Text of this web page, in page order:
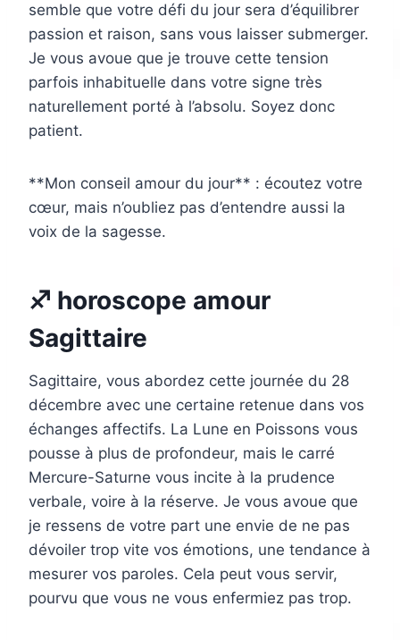
semble que votre défi du jour sera d’équilibrer
passion et raison, sans vous laisser submerger.
Je vous avoue que je trouve cette tension
parfois inhabituelle dans votre signe très
naturellement porté à l’absolu. Soyez donc
patient.
**Mon conseil amour du jour** : écoutez votre
cœur, mais n’oubliez pas d’entendre aussi la
voix de la sagesse.
♐ horoscope amour
Sagittaire
Sagittaire, vous abordez cette journée du 28
décembre avec une certaine retenue dans vos
échanges affectifs. La Lune en Poissons vous
pousse à plus de profondeur, mais le carré
Mercure-Saturne vous incite à la prudence
verbale, voire à la réserve. Je vous avoue que
je ressens de votre part une envie de ne pas
dévoiler trop vite vos émotions, une tendance à
mesurer vos paroles. Cela peut vous servir,
pourvu que vous ne vous enfermiez pas trop.